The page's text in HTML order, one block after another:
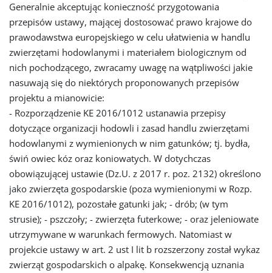
Generalnie akceptując konieczność przygotowania
przepisów ustawy, mającej dostosować prawo krajowe do
prawodawstwa europejskiego w celu ułatwienia w handlu
zwierzętami hodowlanymi i materiałem biologicznym od
nich pochodzącego, zwracamy uwagę na wątpliwości jakie
nasuwają się do niektórych proponowanych przepisów
projektu a mianowicie:
- Rozporządzenie KE 2016/1012 ustanawia przepisy
dotyczące organizacji hodowli i zasad handlu zwierzętami
hodowlanymi z wymienionych w nim gatunków; tj. bydła,
świń owiec kóz oraz koniowatych. W dotychczas
obowiązującej ustawie (Dz.U. z 2017 r. poz. 2132) określono
jako zwierzęta gospodarskie (poza wymienionymi w Rozp.
KE 2016/1012), pozostałe gatunki jak; - drób; (w tym
strusie); - pszczoły; - zwierzęta futerkowe; - oraz jeleniowate
utrzymywane w warunkach fermowych. Natomiast w
projekcie ustawy w art. 2 ust I lit b rozszerzony został wykaz
zwierząt gospodarskich o alpakę. Konsekwencją uznania